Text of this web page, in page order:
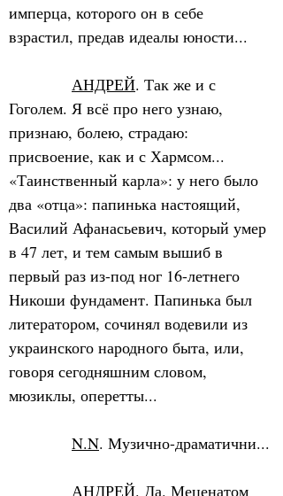
имперца, которого он в себе
взрастил, предав идеалы юности...
АНДРЕЙ. Так же и с
Гоголем. Я всё про него узнаю,
признаю, болею, страдаю:
присвоение, как и с Хармсом...
«Таинственный карла»: у него было
два «отца»: папинька настоящий,
Василий Афанасьевич, который умер
в 47 лет, и тем самым вышиб в
первый раз из-под ног 16-летнего
Никоши фундамент. Папинька был
литератором, сочинял водевили из
украинского народного быта, или,
говоря сегодняшним словом,
мюзиклы, оперетты...
N.N. Музично-драматични...
АНДРЕЙ. Да. Меценатом